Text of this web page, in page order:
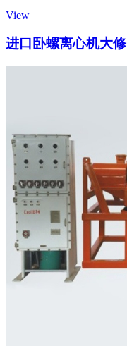
View
进口卧螺离心机大修